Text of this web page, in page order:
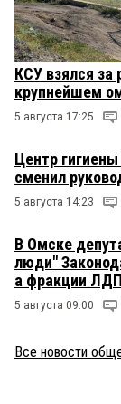
КСУ взялся
крупнейшем
5 августа 17:25
Центр
сменил
5 августа 14:23
В Омске
люди"
а фракции
5 августа 09:00
Все новости